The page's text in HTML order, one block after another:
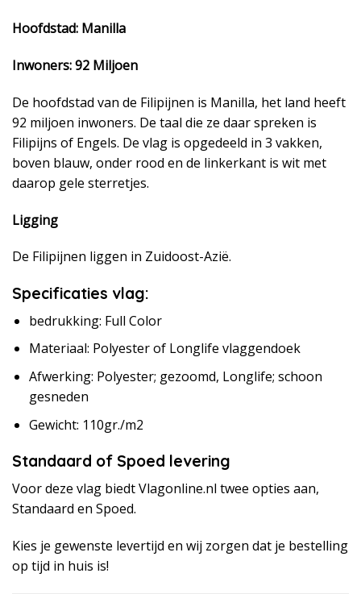
Hoofdstad: Manilla
Inwoners: 92 Miljoen
De hoofdstad van de Filipijnen is Manilla, het land heeft
92 miljoen inwoners. De taal die ze daar spreken is
Filipijns of Engels. De vlag is opgedeeld in 3 vakken,
boven blauw, onder rood en de linkerkant is wit met
daarop gele sterretjes.
Ligging
De Filipijnen liggen in Zuidoost-Azië.
Specificaties vlag:
bedrukking: Full Color
Materiaal: Polyester of Longlife vlaggendoek
Afwerking: Polyester; gezoomd, Longlife; schoon
gesneden
Gewicht: 110gr./m2
Standaard of Spoed levering
Voor deze vlag biedt Vlagonline.nl twee opties aan,
Standaard en Spoed.
Kies je gewenste levertijd en wij zorgen dat je bestelling
op tijd in huis is!